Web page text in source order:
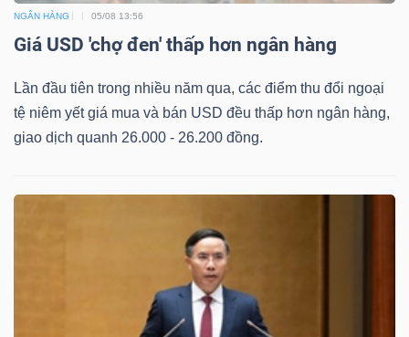
NGÂN HÀNG 05/08 13:56
Giá USD 'chợ đen' thấp hơn ngân hàng
Lần đầu tiên trong nhiều năm qua, các điểm thu đổi ngoại
tệ niêm yết giá mua và bán USD đều thấp hơn ngân hàng,
giao dịch quanh 26.000 - 26.200 đồng.